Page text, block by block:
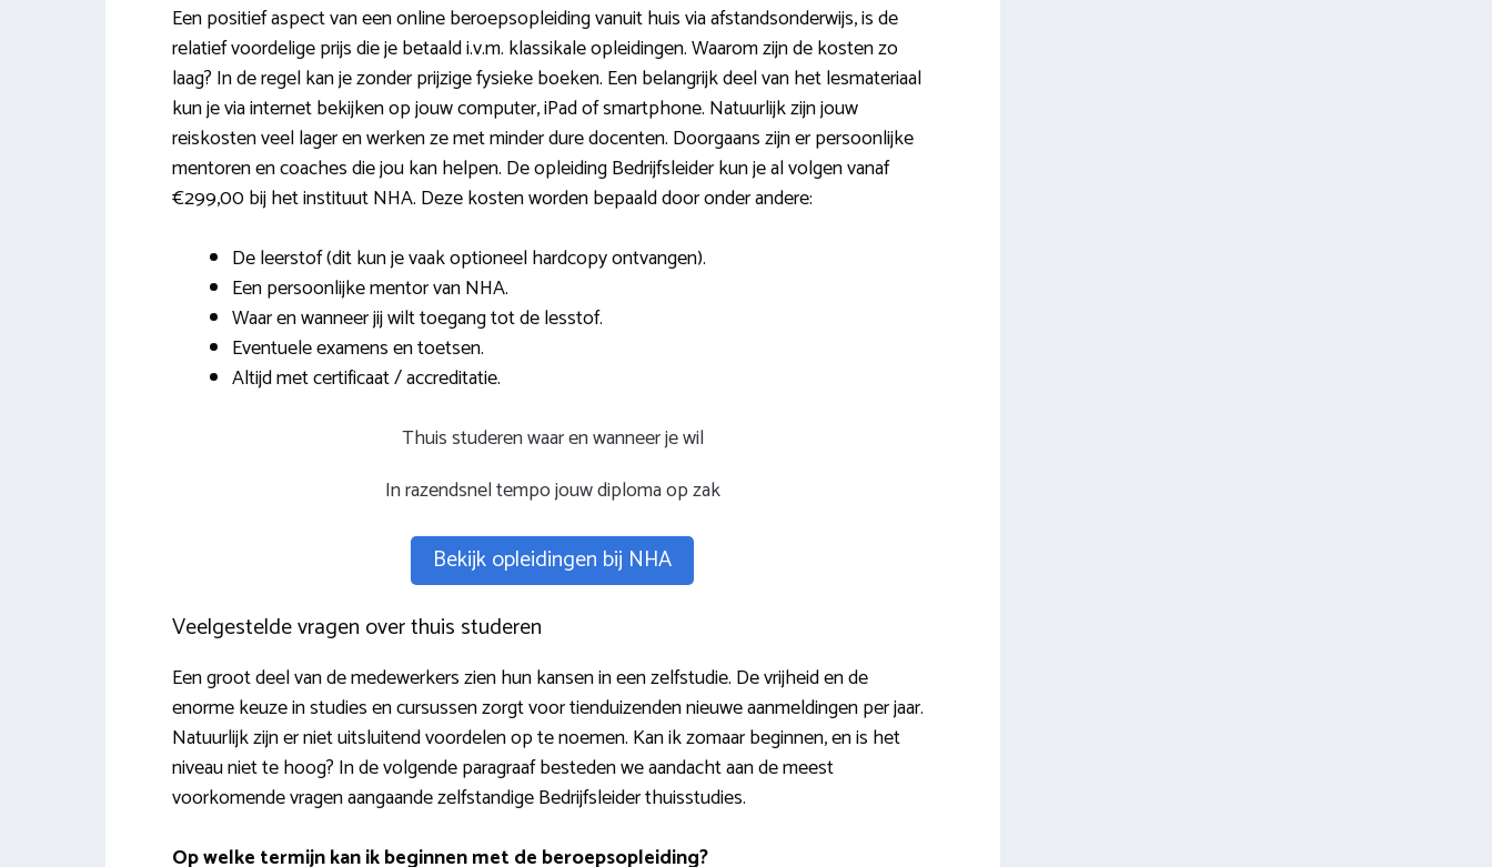
Een positief aspect van een online beroepsopleiding vanuit huis via afstandsonderwijs, is de
relatief voordelige prijs die je betaald i.v.m. klassikale opleidingen. Waarom zijn de kosten zo
laag? In de regel kan je zonder prijzige fysieke boeken. Een belangrijk deel van het lesmateriaal
kun je via internet bekijken op jouw computer, iPad of smartphone. Natuurlijk zijn jouw
reiskosten veel lager en werken ze met minder dure docenten. Doorgaans zijn er persoonlijke
mentoren en coaches die jou kan helpen. De opleiding Bedrijfsleider kun je al volgen vanaf
€299,00 bij het instituut NHA. Deze kosten worden bepaald door onder andere:
De leerstof (dit kun je vaak optioneel hardcopy ontvangen).
Een persoonlijke mentor van NHA.
Waar en wanneer jij wilt toegang tot de lesstof.
Eventuele examens en toetsen.
Altijd met certificaat / accreditatie.
Thuis studeren waar en wanneer je wil
In razendsnel tempo jouw diploma op zak
Bekijk opleidingen bij NHA
Veelgestelde vragen over thuis studeren
Een groot deel van de medewerkers zien hun kansen in een zelfstudie. De vrijheid en de
enorme keuze in studies en cursussen zorgt voor tienduizenden nieuwe aanmeldingen per jaar.
Natuurlijk zijn er niet uitsluitend voordelen op te noemen. Kan ik zomaar beginnen, en is het
niveau niet te hoog? In de volgende paragraaf besteden we aandacht aan de meest
voorkomende vragen aangaande zelfstandige Bedrijfsleider thuisstudies.
Op welke termijn kan ik beginnen met de beroepsopleiding?